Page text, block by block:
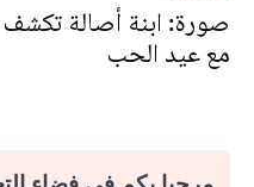
صورة: ابنة أصالة تكشف
مع عيد الحب